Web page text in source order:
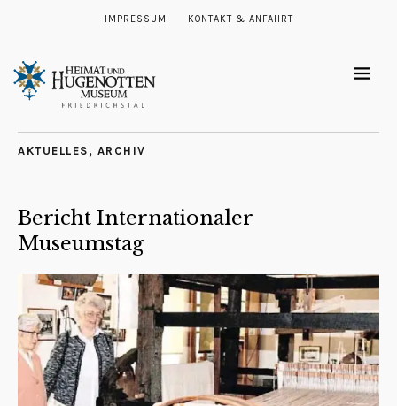
IMPRESSUM KONTAKT & ANFAHRT
AKTUELLES , ARCHIV
Bericht Internationaler
Museumstag